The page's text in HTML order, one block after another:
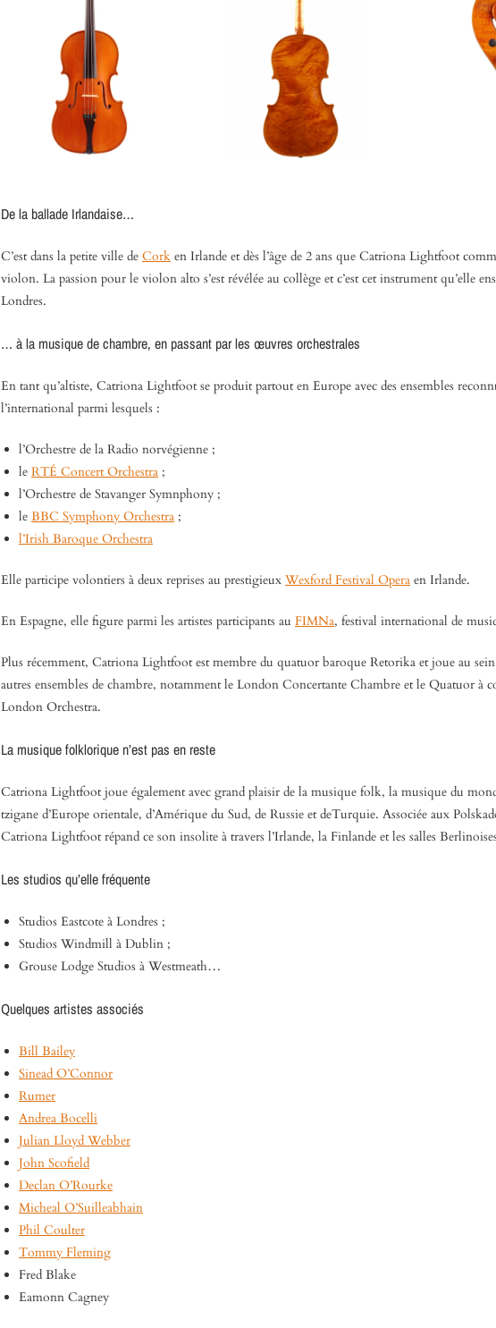
De la ballade Irlandaise…
C’est dans la petite ville de Cork en Irlande et dès l’âge de 2 ans que Catriona Lightfoot
violon. La passion pour le violon alto s’est révélée au collège et c’est cet instrument qu’elle
Londres.
… à la musique de chambre, en passant par les œuvres orchestrales
En tant qu’altiste, Catriona Lightfoot se produit partout en Europe avec des ensembles
l’international parmi lesquels :
l’Orchestre de la Radio norvégienne ;
le RTÉ Concert Orchestra ;
l’Orchestre de Stavanger Symnphony ;
le BBC Symphony Orchestra ;
l’Irish Baroque Orchestra
Elle participe volontiers à deux reprises au prestigieux Wexford Festival Opera en Irlande.
En Espagne, elle figure parmi les artistes participants au FIMNa, festival international de
Plus récemment, Catriona Lightfoot est membre du quatuor baroque Retorika et joue au
autres ensembles de chambre, notamment le London Concertante Chambre et le Quatuor à
London Orchestra.
La musique folklorique n’est pas en reste
Catriona Lightfoot joue également avec grand plaisir de la musique folk, la musique du
tzigane d’Europe orientale, d’Amérique du Sud, de Russie et deTurquie. Associée aux
Catriona Lightfoot répand ce son insolite à travers l’Irlande, la Finlande et les salles
Les studios qu’elle fréquente
Studios Eastcote à Londres ;
Studios Windmill à Dublin ;
Grouse Lodge Studios à Westmeath…
Quelques artistes associés
Bill Bailey
Sinead O’Connor
Rumer
Andrea Bocelli
Julian Lloyd Webber
John Scofield
Declan O’Rourke
Micheal O’Suilleabhain
Phil Coulter
Tommy Fleming
Fred Blake
Eamonn Cagney